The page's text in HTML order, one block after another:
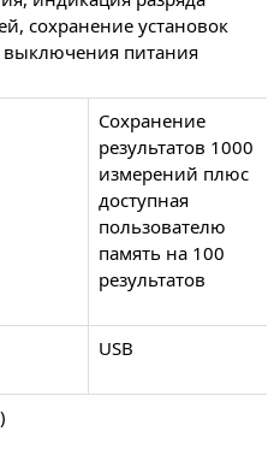
сохранение установок
выключения питания
Сохранение
результатов 1000
измерений плюс
доступная
пользователю
память на 100
результатов
USB